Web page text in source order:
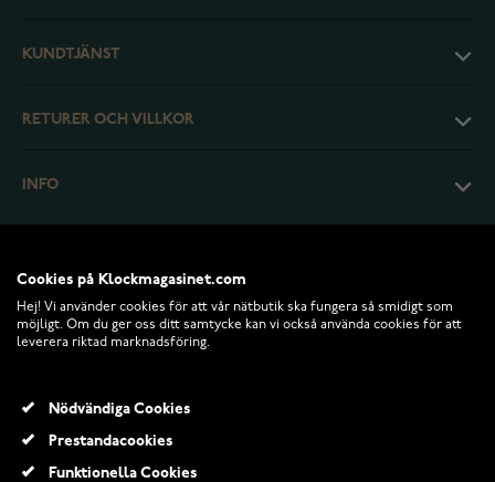
KUNDTJÄNST
RETURER OCH VILLKOR
INFO
Cookies på Klockmagasinet.com
Hej! Vi använder cookies för att vår nätbutik ska fungera så smidigt som
möjligt. Om du ger oss ditt samtycke kan vi också använda cookies för att
leverera riktad marknadsföring.
Nödvändiga Cookies
Prestandacookies
Funktionella Cookies